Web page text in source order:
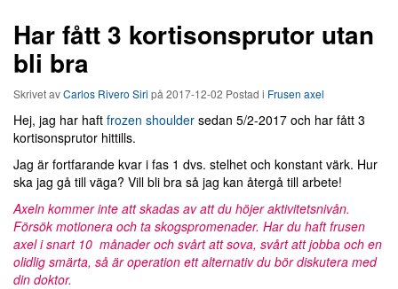
Har fått 3 kortisonsprutor utan
bli bra
Skrivet avCarlos Rivero Siri på 2017-12-02 Postad i Frusen axel
Hej, jag har haft frozen shoulder sedan 5/2-2017 och har fått 3
kortisonsprutor hittills.
Jag är fortfarande kvar i fas 1 dvs. stelhet och konstant värk. Hur
ska jag gå till väga? Vill bli bra så jag kan återgå till arbete!
Axeln kommer inte att skadas av att du höjer aktivitetsnivån.
Försök motionera och ta skogspromenader. Har du haft frusen
axel i snart 10 månader och svårt att sova, svårt att jobba och en
olidlig smärta, så är operation ett alternativ du bör diskutera med
din doktor.